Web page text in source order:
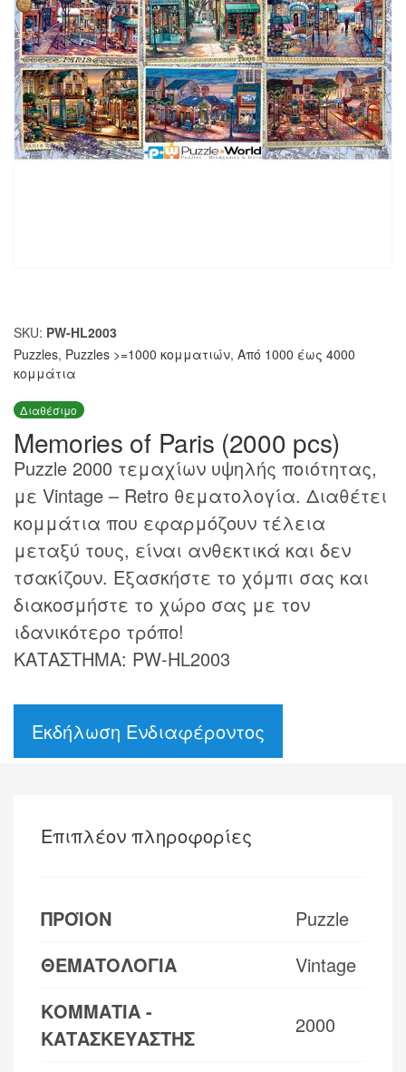
SKU: PW-HL2003
Puzzles, Puzzles >=1000 κομματιών, Από 1000 έως 4000
κομμάτια
Διαθέσιμο
Memories of Paris (2000 pcs)
Puzzle 2000 τεμαχίων υψηλής ποιότητας,
με Vintage – Retro θεματολογία. Διαθέτει
κομμάτια που εφαρμόζουν τέλεια
μεταξύ τους, είναι ανθεκτικά και δεν
τσακίζουν. Εξασκήστε το χόμπι σας και
διακοσμήστε το χώρο σας με τον
ιδανικότερο τρόπο!
ΚΑΤΑΣΤΗΜΑ: PW-HL2003
Εκδήλωση Ενδιαφέροντος
Επιπλέον πληροφορίες
ΠΡΟΪΟΝ
Puzzle
ΘΕΜΑΤΟΛΟΓΙΑ
Vintage
ΚΟΜΜΑΤΙΑ -
ΚΑΤΑΣΚΕΥΑΣΤΗΣ
2000